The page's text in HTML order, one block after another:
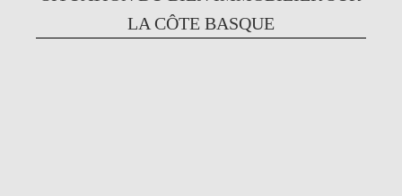
LA CÔTE BASQUE